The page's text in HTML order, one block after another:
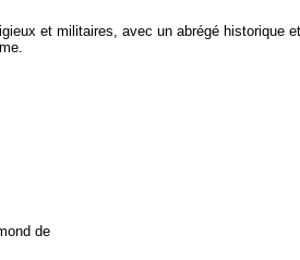
et militaires, avec un abrégé historique
de